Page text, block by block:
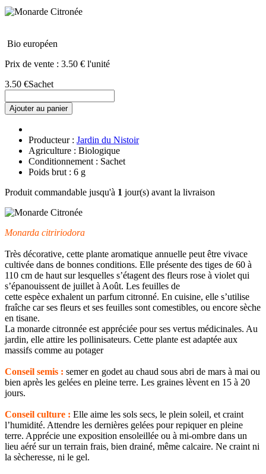
Bio européen
Prix de vente : 3.50 € l'unité
3.50 €Sachet
Ajouter au panier
Producteur : Jardin du Nistoir
Agriculture : Biologique
Conditionnement : Sachet
Poids brut : 6 g
Produit commandable jusqu'à 1 jour(s) avant la livraison
Monarda citririodora
Très décorative, cette plante aromatique annuelle peut être vivace
cultivée dans de bonnes conditions. Elle présente des tiges de 60 à
110 cm de haut sur lesquelles s’étagent des fleurs rose à violet qui
s’épanouissent de juillet à Août. Les feuilles de
cette espèce exhalent un parfum citronné. En cuisine, elle s’utilise
fraîche car ses fleurs et ses feuilles sont comestibles, ou encore sèche
en tisane.
La monarde citronnée est appréciée pour ses vertus médicinales. Au
jardin, elle attire les pollinisateurs. Cette plante est adaptée aux
massifs comme au potager
Conseil semis : semer en godet au chaud sous abri de mars à mai ou
bien après les gelées en pleine terre. Les graines lèvent en 15 à 20
jours.
Conseil culture : Elle aime les sols secs, le plein soleil, et craint
l’humidité. Attendre les dernières gelées pour repiquer en pleine
terre. Apprécie une exposition ensoleillée ou à mi-ombre dans un
lieu aéré sur un terrain frais, bien drainé, même calcaire. Ne craint ni
la sècheresse, ni le gel.